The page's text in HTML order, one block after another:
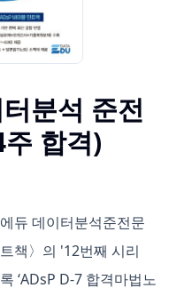
분석 준전
합격)
듀 데이터분석준전문
책〉의 '12번째 시리
‘ADsP D-7 합격마법노